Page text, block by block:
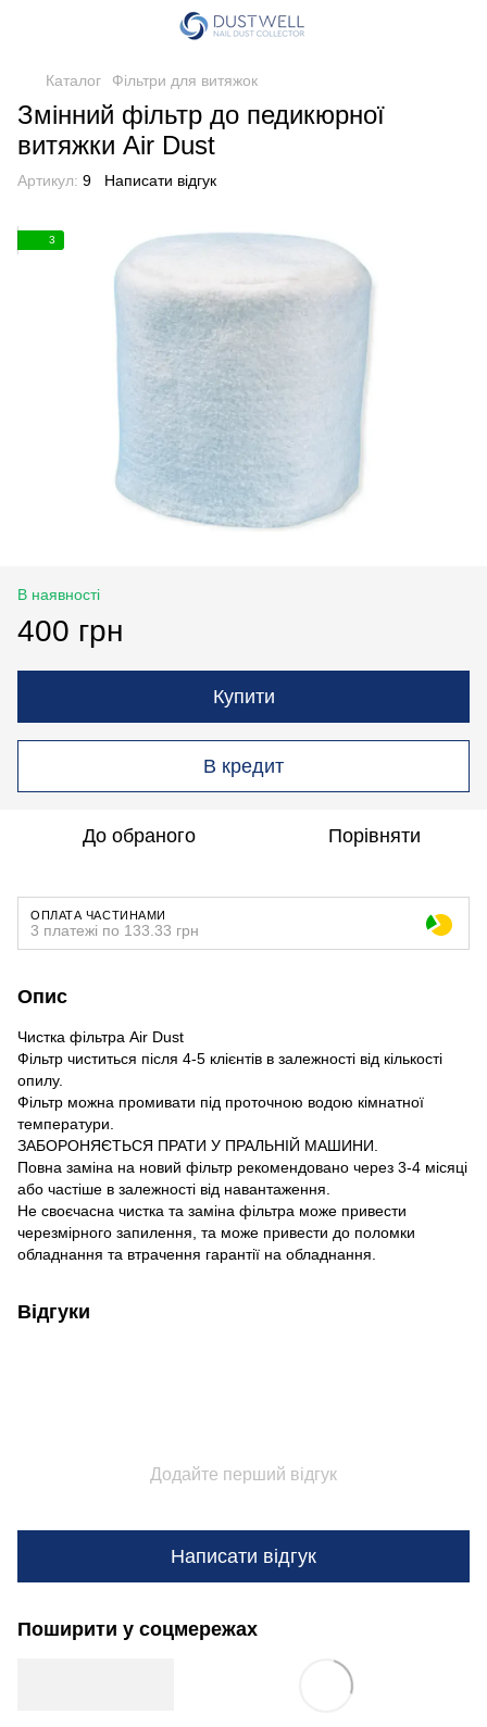
Каталог Фільтри для витяжок
Змінний фільтр до педикюрної
витяжки Air Dust
Артикул: 9 Написати відгук
3
В наявності
400 грн
Купити
В кредит
До обраного Порівняти
ОПЛАТА ЧАСТИНАМИ
3 платежі по 133.33 грн
Опис
Чистка фільтра Air Dust
Фільтр чиститься після 4-5 клієнтів в залежності від кількості
опилу.
Фільтр можна промивати під проточною водою кімнатної
температури.
ЗАБОРОНЯЄТЬСЯ ПРАТИ У ПРАЛЬНІЙ МАШИНИ.
Повна заміна на новий фільтр рекомендовано через 3-4 місяці
або частіше в залежності від навантаження.
Не своєчасна чистка та заміна фільтра може привести
черезмірного запилення, та може привести до поломки
обладнання та втрачення гарантії на обладнання.
Відгуки
Додайте перший відгук
Написати відгук
Поширити у соцмережах